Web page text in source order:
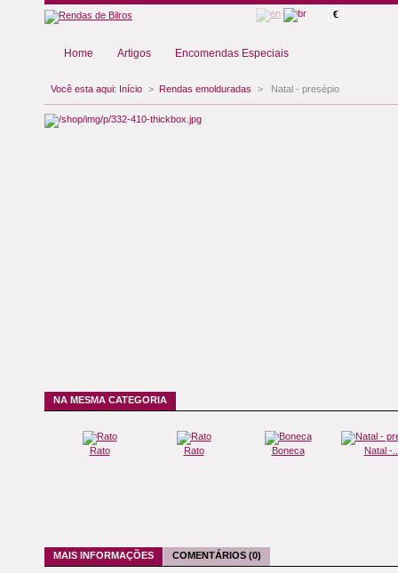
€
Home Artigos Encomendas Especiais
Você esta aqui: Início > Rendas emolduradas > Natal - presépio
NA MESMA CATEGORIA
Rato Rato Boneca Natal -
MAIS INFORMAÇÕES COMENTÁRIOS (0)